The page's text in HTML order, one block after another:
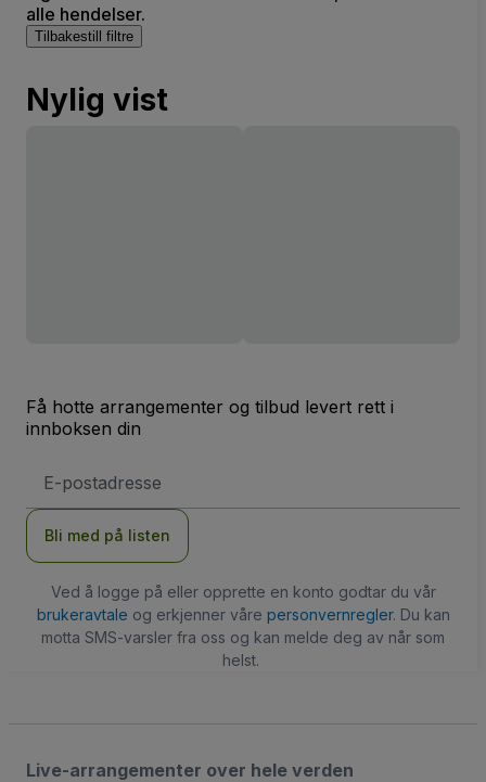
alle hendelser.
Tilbakestill filtre
Nylig vist
Få hotte arrangementer og tilbud levert rett i
innboksen din
postadresse
Bli med på listen
Ved å logge på eller opprette en konto godtar du vår
brukeravtale og erkjenner våre personvernregler. Du kan
motta SMS-varsler fra oss og kan melde deg av når som
helst.
Live-arrangementer over hele verden